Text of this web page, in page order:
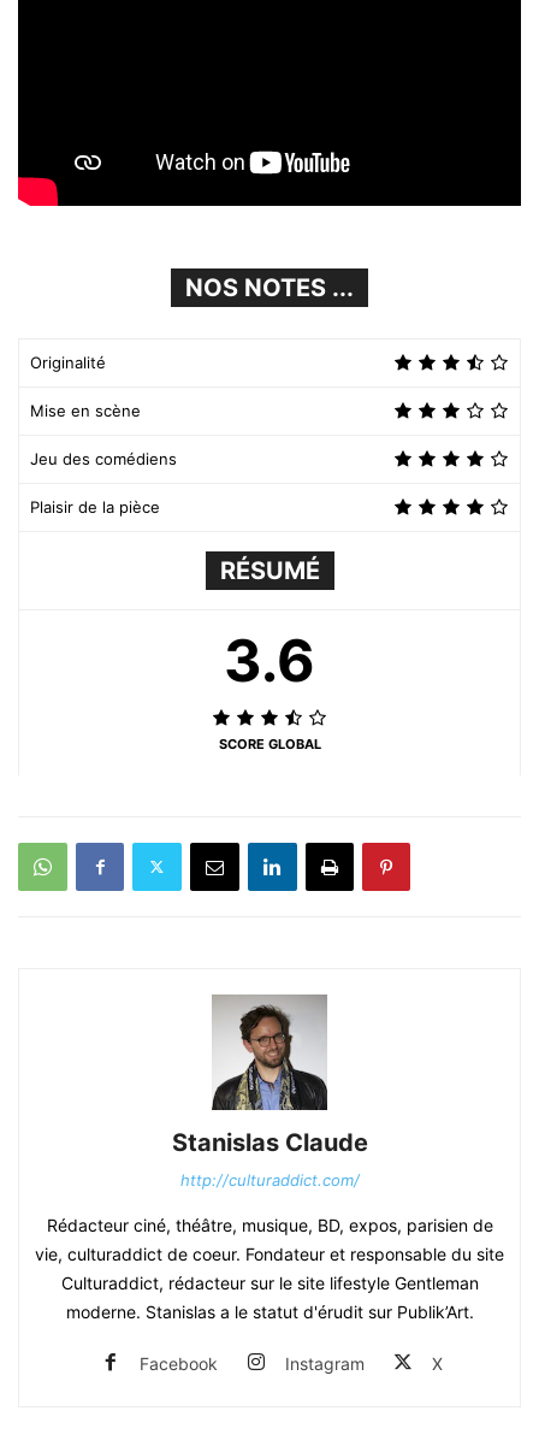
NOS NOTES ...
Originalité
Mise en scène
Jeu des comédiens
Plaisir de la pièce
RÉSUMÉ
3.6
SCORE GLOBAL
Stanislas Claude
http://culturaddict.com/
Rédacteur ciné, théâtre, musique, BD, expos, parisien de
vie, culturaddict de coeur. Fondateur et responsable du site
Culturaddict, rédacteur sur le site lifestyle Gentleman
moderne. Stanislas a le statut d'érudit sur Publik’Art.
Facebook Instagram X